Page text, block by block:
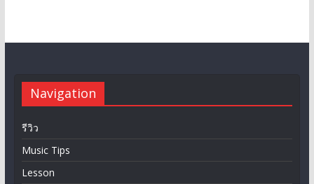
Navigation
รีวิว
Music Tips
Lesson